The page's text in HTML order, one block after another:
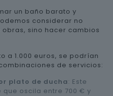
un baño barato y
considerar no
sino hacer cambios
a 1.000 euros, se podrían
de servicios:
plato de ducha: Este
oscila entre 700 € y